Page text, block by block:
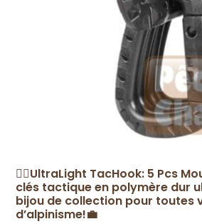
🧗‍♀️UltraLight TacHook: 5 Pcs
clés tactique en polymère dur
bijou de collection pour toutes
d’alpinisme!💼